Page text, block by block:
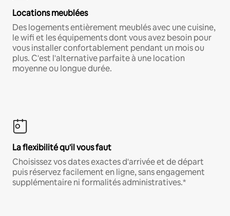
Locations meublées
Des logements entièrement meublés avec une cuisine,
le wifi et les équipements dont vous avez besoin pour
vous installer confortablement pendant un mois ou
plus. C'est l'alternative parfaite à une location
moyenne ou longue durée.
La flexibilité qu'il vous faut
Choisissez vos dates exactes d'arrivée et de départ
puis réservez facilement en ligne, sans engagement
supplémentaire ni formalités administratives.*